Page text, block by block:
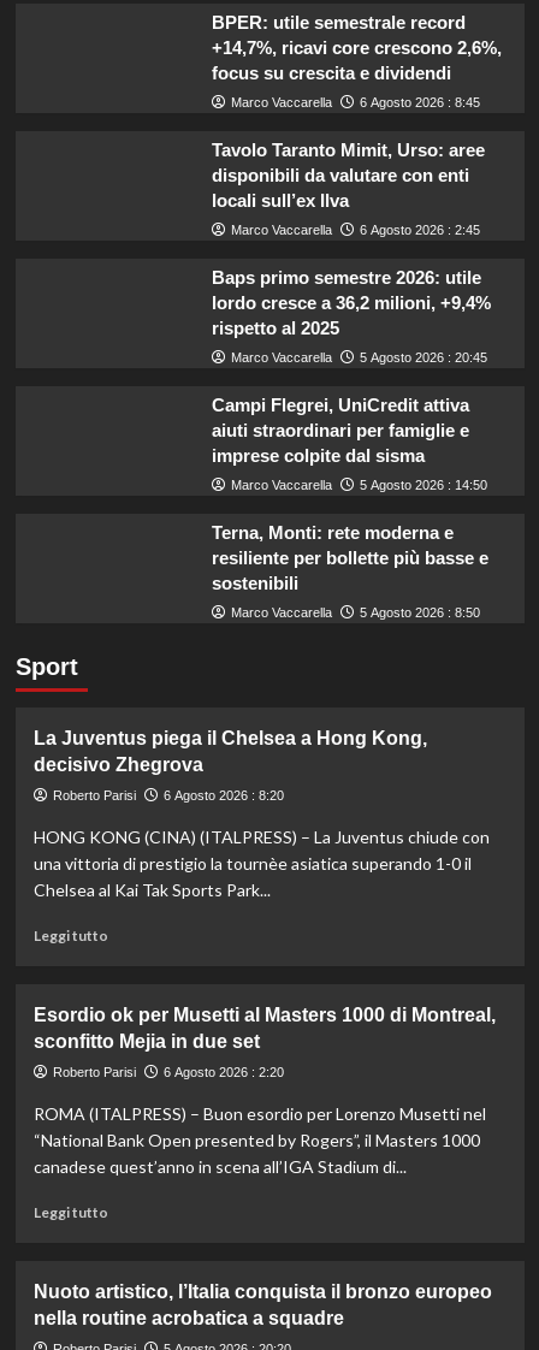
BPER: utile semestrale record
+14,7%, ricavi core crescono 2,6%,
focus su crescita e dividendi
Marco Vaccarella 6 Agosto 2026 : 8:45
Tavolo Taranto Mimit, Urso: aree
disponibili da valutare con enti
locali sull’ex Ilva
Marco Vaccarella 6 Agosto 2026 : 2:45
Baps primo semestre 2026: utile
lordo cresce a 36,2 milioni, +9,4%
rispetto al 2025
Marco Vaccarella 5 Agosto 2026 : 20:45
Campi Flegrei, UniCredit attiva
aiuti straordinari per famiglie e
imprese colpite dal sisma
Marco Vaccarella 5 Agosto 2026 : 14:50
Terna, Monti: rete moderna e
resiliente per bollette più basse e
sostenibili
Marco Vaccarella 5 Agosto 2026 : 8:50
Sport
La Juventus piega il Chelsea a Hong Kong,
decisivo Zhegrova
Roberto Parisi 6 Agosto 2026 : 8:20
HONG KONG (CINA) (ITALPRESS) – La Juventus chiude con
una vittoria di prestigio la tournèe asiatica superando 1-0 il
Chelsea al Kai Tak Sports Park...
Leggi tuttoLeggi
La
Juventus
piega
Chelsea
a
Hong
Esordio ok per Musetti al Masters 1000 di Montreal,
sconfitto Mejia in due set
Roberto Parisi 6 Agosto 2026 : 2:20
ROMA (ITALPRESS) – Buon esordio per Lorenzo Musetti nel
“National Bank Open presented by Rogers”, il Masters 1000
canadese quest’anno in scena all’IGA Stadium di...
Leggi tuttoLeggi
Esordio
ok
per
Nuoto artistico, l’Italia conquista il bronzo europeo
nella routine acrobatica a squadre